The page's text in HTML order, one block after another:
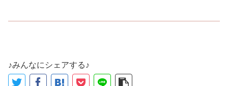
♪みんなにシェアする♪